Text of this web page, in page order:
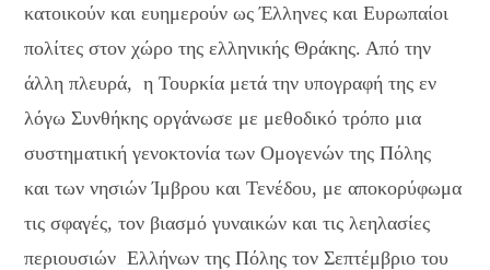
κατοικούν και ευημερούν ως Έλληνες και Ευρωπαίοι
πολίτες στον χώρο της ελληνικής Θράκης. Από την
άλλη πλευρά, η Τουρκία μετά την υπογραφή της εν
λόγω Συνθήκης οργάνωσε με μεθοδικό τρόπο μια
συστηματική γενοκτονία των Ομογενών της Πόλης
και των νησιών Ίμβρου και Τενέδου, με αποκορύφωμα
τις σφαγές, τον βιασμό γυναικών και τις λεηλασίες
περιουσιών Ελλήνων της Πόλης τον Σεπτέμβριο του